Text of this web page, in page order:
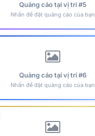
Quảng cáo tại vị trí #5
Nhấn để đặt quảng cáo của bạn
Quảng cáo tại vị trí #6
Nhấn để đặt quảng cáo của bạn